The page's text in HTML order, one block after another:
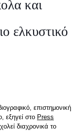
και
ελκυστικό
επιστημονική
εξηγεί στο Press
διαχρονικά το